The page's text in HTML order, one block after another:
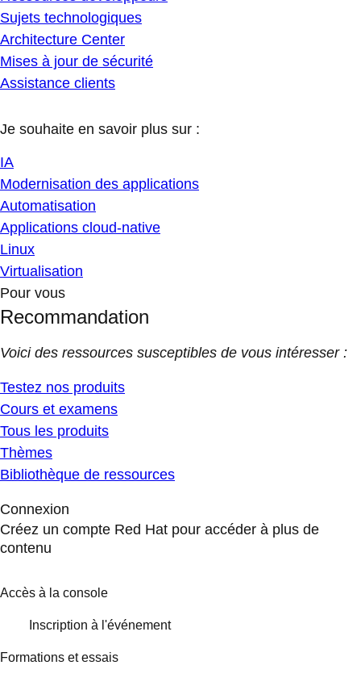
Sujets technologiques
Architecture Center
Mises à jour de sécurité
Assistance clients
Je souhaite en savoir plus sur :
IA
Modernisation des applications
Automatisation
Applications cloud-native
Linux
Virtualisation
Pour vous
Recommandation
Voici des ressources susceptibles de vous intéresser :
Testez nos produits
Cours et examens
Tous les produits
Thèmes
Bibliothèque de ressources
Connexion
Créez un compte Red Hat pour accéder à plus de
contenu
Accès à la console
Inscription à l'événement
Formations et essais